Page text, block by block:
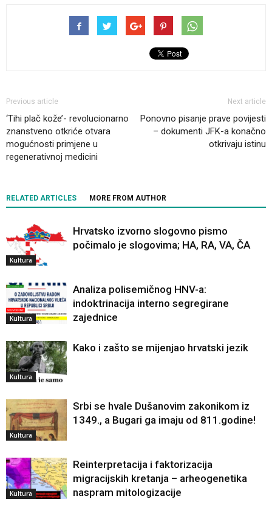
Previous article
‘Tihi plač kože’- revolucionarno
znanstveno otkriće otvara
mogućnosti primjene u
regenerativnoj medicini
Next article
Ponovno pisanje prave povijesti
– dokumenti JFK-a konačno
otkrivaju istinu
RELATED ARTICLES MORE FROM AUTHOR
Kultura
Hrvatsko izvorno slogovno pismo
počimalo je slogovima; HA, RA, VA, ČA
Kultura
Analiza polisemičnog HNV-a:
indoktrinacija interno segregirane
zajednice
Kultura
Kako i zašto se mijenjao hrvatski jezik
Kultura
Srbi se hvale Dušanovim zakonikom iz
1349., a Bugari ga imaju od 811.godine!
Kultura
Reinterpretacija i faktorizacija
migracijskih kretanja – arheogenetika
naspram mitologizacije